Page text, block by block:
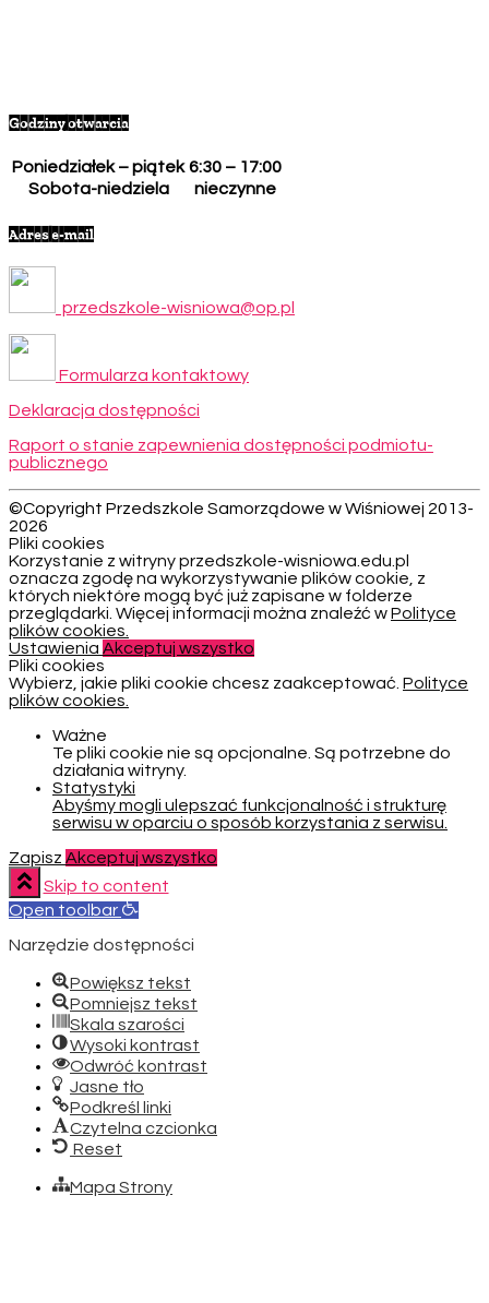
Godziny otwarcia
Poniedziałek – piątek 6:30 – 17:00
Sobota-niedziela
nieczynne
Adres e-mail
przedszkole-wisniowa@op.pl
Formularza kontaktowy
Deklaracja dostępności
Raport o stanie zapewnienia dostępności podmiotu-
publicznego
©Copyright Przedszkole Samorządowe w Wiśniowej 2013-
2026
Pliki cookies
Korzystanie z witryny przedszkole-wisniowa.edu.pl
oznacza zgodę na wykorzystywanie plików cookie, z
których niektóre mogą być już zapisane w folderze
przeglądarki. Więcej informacji można znaleźć wPolityce
plików cookies.
Ustawienia Akceptuj wszystko
Pliki cookies
Wybierz, jakie pliki cookie chcesz zaakceptować. Polityce
plików cookies.
Ważne
Te pliki cookie nie są opcjonalne. Są potrzebne do
działania witryny.
Statystyki
Abyśmy mogli ulepszać funkcjonalność i strukturę
serwisu w oparciu o sposób korzystania z serwisu.
Zapisz Akceptuj wszystko
Skip to content
Open toolbar
Narzędzie dostępności
Powiększ tekst
Pomniejsz tekst
Skala szarości
Wysoki kontrast
Odwróć kontrast
Jasne tło
Podkreśl linki
Czytelna czcionka
Reset
Mapa Strony